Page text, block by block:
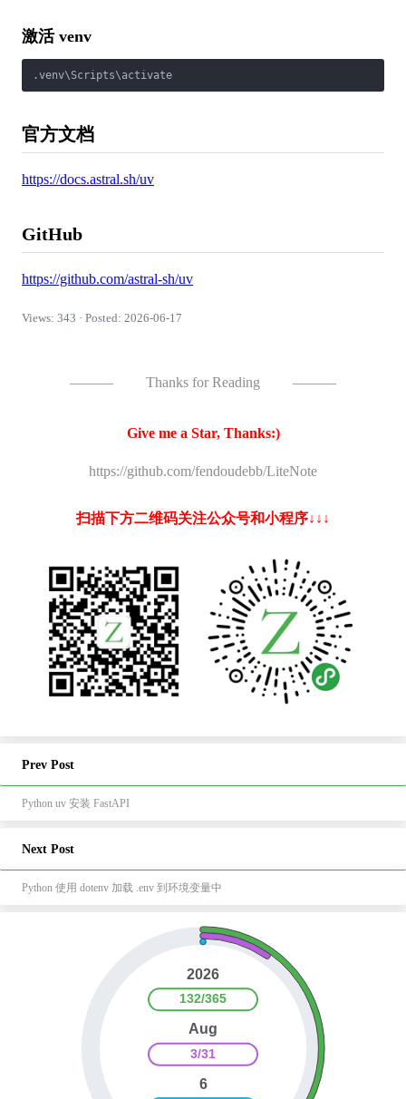
激活 venv
官方文档
https://docs.astral.sh/uv
GitHub
https://github.com/astral-sh/uv
Views: 343 · Posted: 2026-06-17
——— Thanks for Reading ———
Give me a Star, Thanks:)
https://github.com/fendoudebb/LiteNote
扫描下方二维码关注公众号和小程序↓↓↓
Prev Post
Python uv 安装 FastAPI
Next Post
Python 使用 dotenv 加载 .env 到环境变量中